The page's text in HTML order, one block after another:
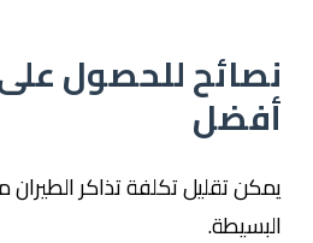
نصائح للحصول
أفضل
يمكن تقليل تكلفة تذاكر
البسيطة.